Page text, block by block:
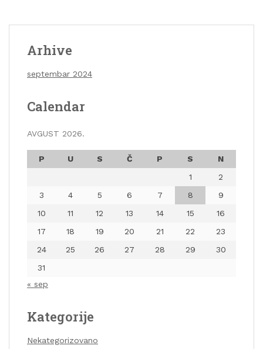
Arhive
septembar 2024
Calendar
AVGUST 2026.
P U S Č P S
N
1
2
3
4 5 6 7 8
9
10
11 12 13 14 15
16
17
18 19 20 21 22
23
24
25 26 27 28 29
30
31
« sep
Kategorije
Nekategorizovano